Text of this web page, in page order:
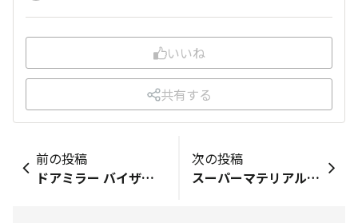
いいね
共有する
前の投稿
ドアミラー バイザー取付‼️
次の投稿
スーパーマテリアルバッテリーターミナル取付‼️